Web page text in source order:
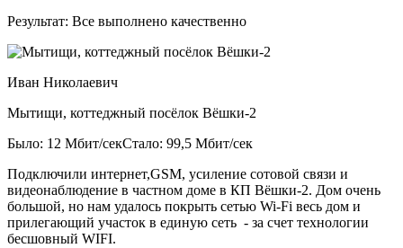
Результат: Все выполнено качественно
Иван Николаевич
Мытищи, коттеджный посёлок Вёшки-2
Было: 12 Мбит/секСтало: 99,5 Мбит/сек
Подключили интернет,GSM, усиление сотовой связи и
видеонаблюдение в частном доме в КП Вёшки-2. Дом очень
большой, но нам удалось покрыть сетью Wi-Fi весь дом и
прилегающий участок в единую сеть - за счет технологии
бесшовный WIFI.